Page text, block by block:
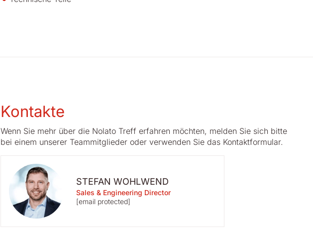
Kontakte
Wenn Sie mehr über die Nolato Treff erfahren möchten, melden Sie sich bitte
bei einem unserer Teammitglieder oder verwenden Sie das Kontaktformular.
STEFAN WOHLWEND
Sales & Engineering Director
[email protected]